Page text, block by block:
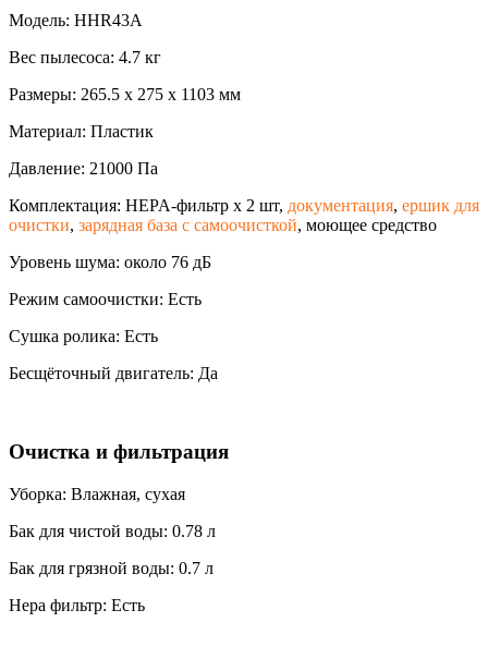
Модель: HHR43A
Вес пылесоса: 4.7 кг
Размеры: 265.5 х 275 х 1103 мм
Материал: Пластик
Давление: 21000 Па
Комплектация: HEPA-фильтр х 2 шт, документация, ершик для
очистки, зарядная база с самоочисткой, моющее средство
Уровень шума: около 76 дБ
Режим самоочистки: Есть
Сушка ролика: Есть
Бесщёточный двигатель: Да
Очистка и фильтрация
Уборка: Влажная, сухая
Бак для чистой воды: 0.78 л
Бак для грязной воды: 0.7 л
Hepa фильтр: Есть